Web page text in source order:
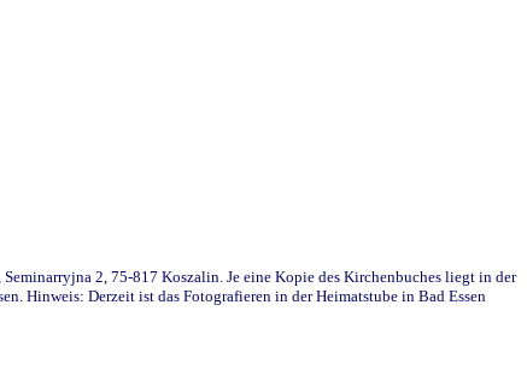
2, 75-817 Koszalin. Je eine Kopie des Kirchenbuches liegt in der
Hinweis: Derzeit ist das Fotografieren in der Heimatstube in Bad Essen